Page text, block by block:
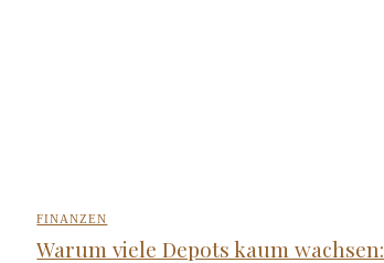
FINANZEN
Warum viele Depots kaum wachsen: